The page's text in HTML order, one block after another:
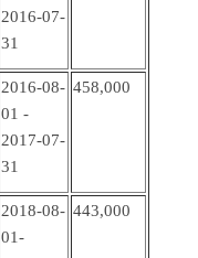
2016-07-
31
2016-08-
01 -
2017-07-
31
458,000
2018-08-
01-
443,000